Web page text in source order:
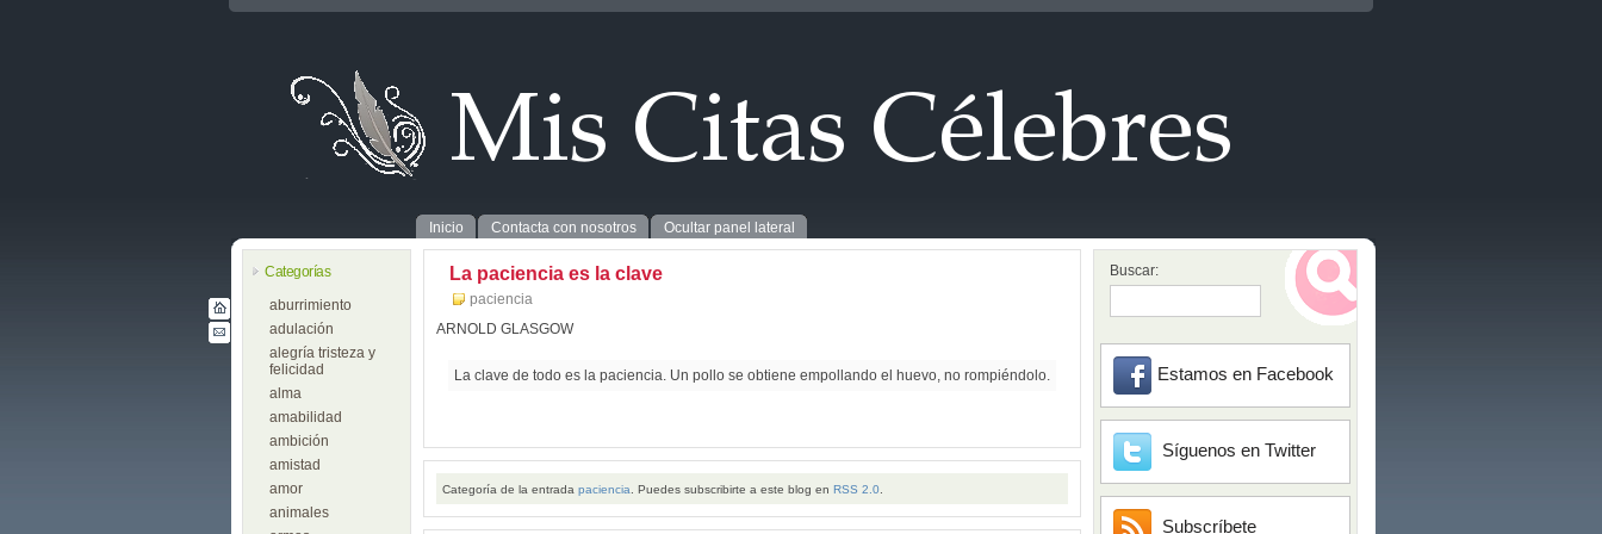
Inicio Contacta con nosotros Ocultar panel lateral
Categorías
aburrimiento
adulación
alegría tristeza y
felicidad
alma
amabilidad
ambición
amistad
amor
animales
La paciencia es la clave
paciencia
ARNOLD GLASGOW
La clave de todo es la paciencia. Un pollo se obtiene empollando el huevo, no rompiéndolo.
Categoría de la entrada paciencia . Puedes subscribirte a este blog en RSS 2.0
Buscar:
Estamos en Facebook
Síguenos en Twitter
Subscríbete